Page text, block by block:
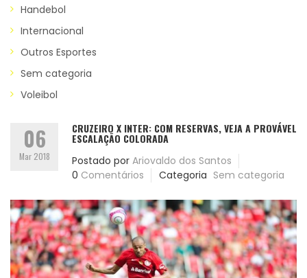
Handebol
Internacional
Outros Esportes
Sem categoria
Voleibol
06
Mar 2018
CRUZEIRO X INTER: COM RESERVAS, VEJA A PROVÁVEL
ESCALAÇÃO COLORADA
Postado por Ariovaldo dos Santos
0 Comentários Categoria Sem categoria